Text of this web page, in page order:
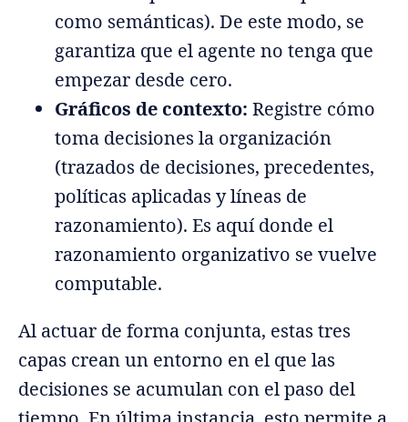
como semánticas). De este modo, se
garantiza que el agente no tenga que
empezar desde cero.
Gráficos de contexto: Registre cómo
toma decisiones la organización
(trazados de decisiones, precedentes,
políticas aplicadas y líneas de
razonamiento). Es aquí donde el
razonamiento organizativo se vuelve
computable.
Al actuar de forma conjunta, estas tres
capas crean un entorno en el que las
decisiones se acumulan con el paso del